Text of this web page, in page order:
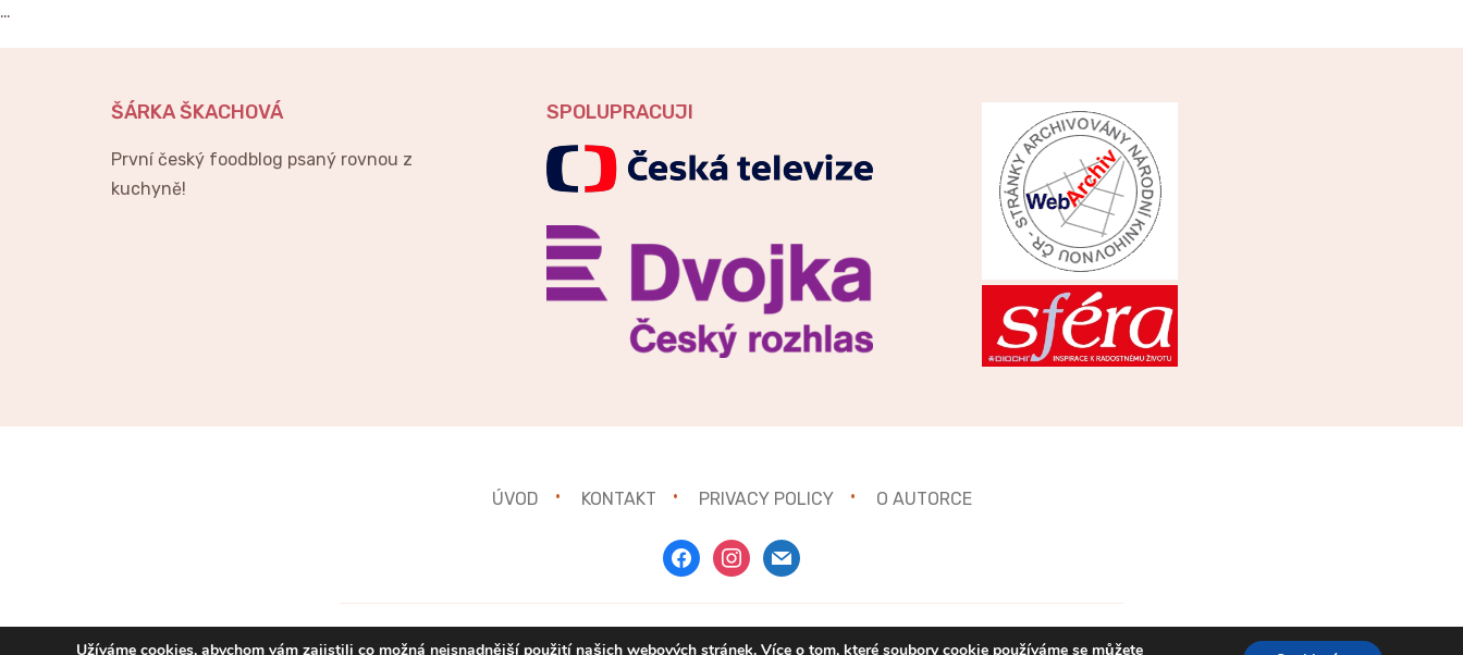
…
ŠÁRKA ŠKACHOVÁ
První český foodblog psaný rovnou z
kuchyně!
SPOLUPRACUJI
ÚVOD KONTAKT PRIVACY POLICY O AUTORCE
facebookinstagram
mail
Copyright © 2021Gurmánka.cz
Užíváme cookies, abychom vám zajistili co možná nejsnadnější použití našich webových stránek. Více o tom, které soubory cookie používáme se můžete